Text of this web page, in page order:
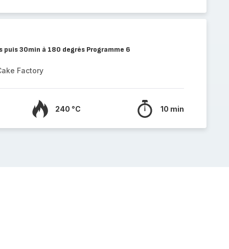
puis 30min à 180 degrés Programme 6
Factory
240 °C 10 min